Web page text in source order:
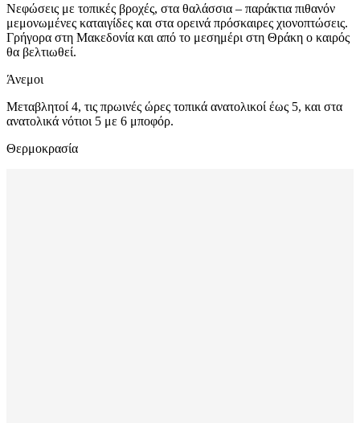
Νεφώσεις με τοπικές βροχές, στα θαλάσσια – παράκτια πιθανόν
μεμονωμένες καταιγίδες και στα ορεινά πρόσκαιρες χιονοπτώσεις.
Γρήγορα στη Μακεδονία και από το μεσημέρι στη Θράκη ο καιρός
θα βελτιωθεί.
Άνεμοι
Μεταβλητοί 4, τις πρωινές ώρες τοπικά ανατολικοί έως 5, και στα
ανατολικά νότιοι 5 με 6 μποφόρ.
Θερμοκρασία